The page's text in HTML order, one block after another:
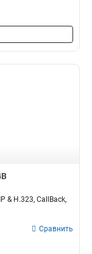
& H.323, CallBack,
Сравнить